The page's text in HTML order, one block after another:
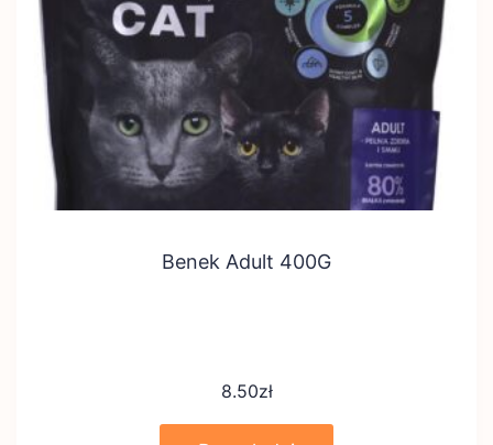
Benek Adult 400G
8.50zł